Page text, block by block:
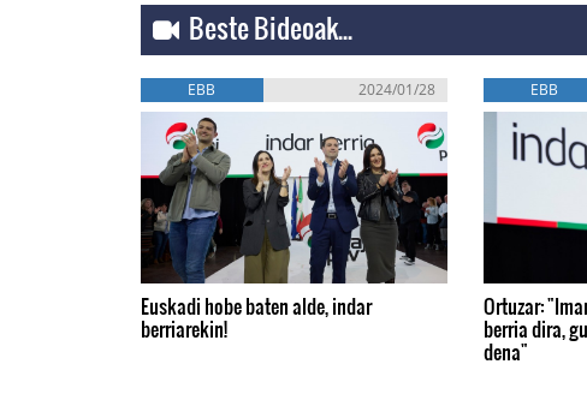
Beste Bideoak...
EBB 2024/01/28
Euskadi hobe baten alde, indar
berriarekin!
EBB
Ortuzar:
berria dira,
dena"